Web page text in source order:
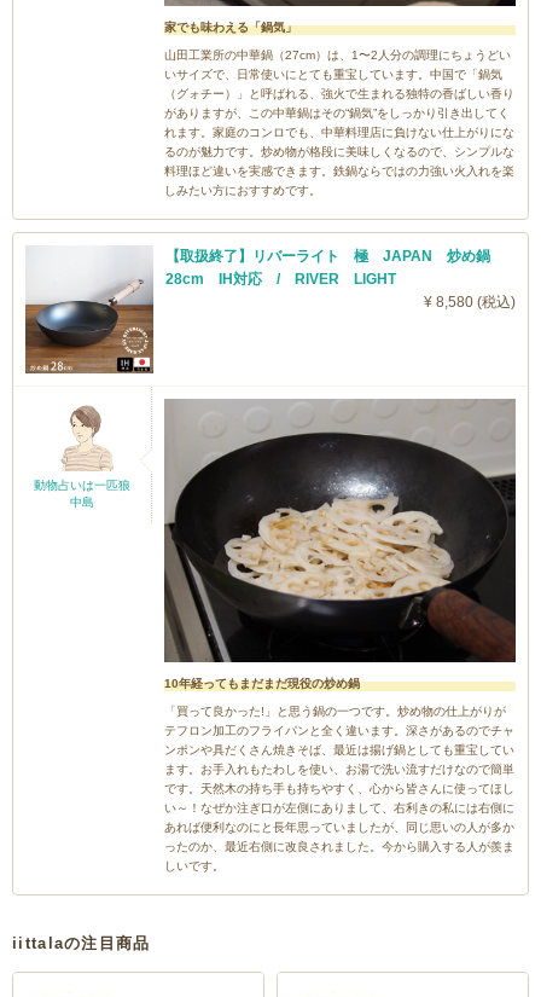
家でも味わえる「鍋気」
山田工業所の中華鍋（27cm）は、1〜2人分の調理にちょうどい
いサイズで、日常使いにとても重宝しています。中国で「鍋気
（グォチー）」と呼ばれる、強火で生まれる独特の香ばしい香り
がありますが、この中華鍋はその“鍋気”をしっかり引き出してく
れます。家庭のコンロでも、中華料理店に負けない仕上がりにな
るのが魅力です。炒め物が格段に美味しくなるので、シンプルな
料理ほど違いを実感できます。鉄鍋ならではの力強い火入れを楽
しみたい方におすすめです。
【取扱終了】リバーライト 極 JAPAN 炒め鍋
28cm IH対応 / RIVER LIGHT
¥ 8,580 (税込)
動物占いは一匹狼
中島
10年経ってもまだまだ現役の炒め鍋
「買って良かった!」と思う鍋の一つです。炒め物の仕上がりが
テフロン加工のフライパンと全く違います。深さがあるのでチャ
ンポンや具だくさん焼きそば、最近は揚げ鍋としても重宝してい
ます。お手入れもたわしを使い、お湯で洗い流すだけなので簡単
です。天然木の持ち手も持ちやすく、心から皆さんに使ってほし
い～！なぜか注ぎ口が左側にありまして、右利きの私には右側に
あれば便利なのにと長年思っていましたが、同じ思いの人が多か
ったのか、最近右側に改良されました。今から購入する人が羨ま
しいです。
iittalaの注目商品